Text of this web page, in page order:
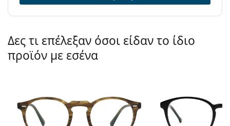
Μοντέλο:
Δες τι επέλεξαν όσοι είδαν το ίδιο
προϊόν με εσένα